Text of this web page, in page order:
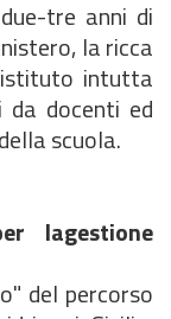
tre anni di
la ricca
intutta
docenti ed
scuola.
lagestione
del percorso